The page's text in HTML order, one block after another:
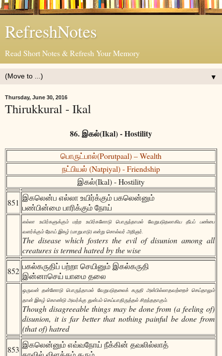
RefreshNotes
Read Short Notes & Refresh Your Memory
▼
Thursday, June 30, 2016
Thirukkural - Ikal
86. இகல்(Ikal) - Hostility
பொருட்பால்(Porutpaal) – Wealth
நட்பியல் (Natpiyal) - Friendship
இகல்(Ikal) - Hostility
851 இகலென்ப எல்லா உயிர்க்கும் பகலென்னும்
பண்பின்மை பாரிக்கும் நோய்
எல்லா உயிர்களுக்கும் மற்ற உயிர்களோடு பொருந்தாமல் வேறுபடுதலாகிய தீயப் பண்பை
வளர்க்கும் நோய் இகழ் (மாறுபாடு) என்று சொல்வர் அறிஞர்.
The disease which fosters the evil of disunion among all
creatures is termed hatred by the wise
852 பகல்கருதிப் பற்றா செயினும் இகல்கருதி
இன்னாசெய் யாமை தலை
ஒருவன் தன்னோடு பொருந்தாமல் வேறுபடுதலைக் கருதி அன்பில்லாதவற்றைச் செய்தாலும்
தான் இகழ் கொண்டு அவர்க்கு துன்பம் செய்யாதிருத்தல் சிறந்ததாகும்.
Though disagreeable things may be done from (a feeling of)
disunion, it is far better that nothing painful be done from
(that of) hatred
853 இகலென்னும் எவ்வநோய் நீக்கின் தவலில்லாத்